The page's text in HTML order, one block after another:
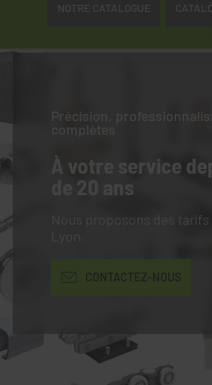
NOTRE CATALOGUE
Précision,
complètes
À votre service
de 20 ans
Nous proposons des tarifs
CONTACTEZ-NOUS